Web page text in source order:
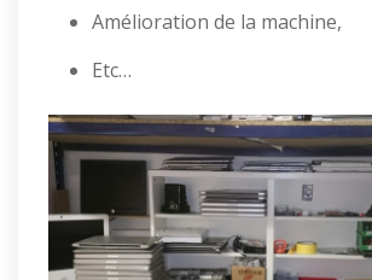
Amélioration de la machine,
Etc…